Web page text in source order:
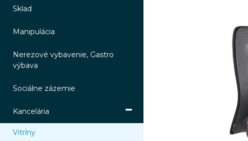
Sklad
Manipulácia
Nerezové vybavenie, Gastro
výbava
Sociálne zázemie
Kancelária
Vitríny